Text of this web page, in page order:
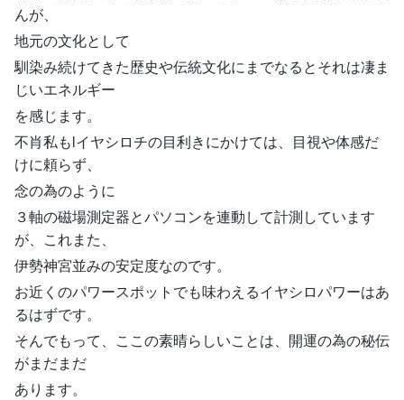
んが、
地元の文化として
馴染み続けてきた歴史や伝統文化にまでなるとそれは凄ま
じいエネルギー
を感じます。
不肖私もlイヤシロチの目利きにかけては、目視や体感だ
けに頼らず、
念の為のように
３軸の磁場測定器とパソコンを連動して計測しています
が、これまた、
伊勢神宮並みの安定度なのです。
お近くのパワースポットでも味わえるイヤシロパワーはあ
るはずです。
そんでもって、ここの素晴らしいことは、開運の為の秘伝
がまだまだ
あります。